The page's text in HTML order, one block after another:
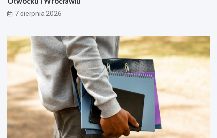
7 sierpnia 2026